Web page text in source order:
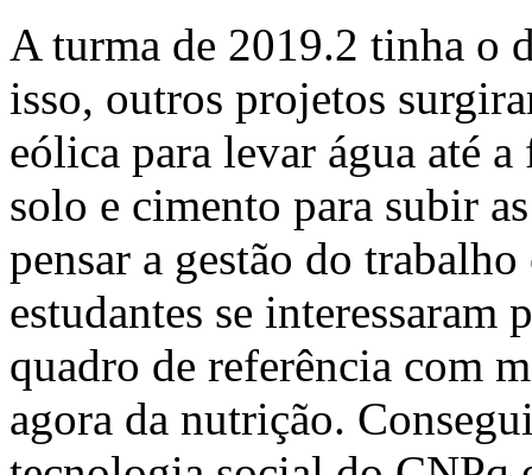
A turma de 2019.2 tinha o
isso, outros projetos
eólica para levar água até
solo e cimento para subir
pensar a gestão do
estudantes se
quadro de referência com
agora da nutrição.